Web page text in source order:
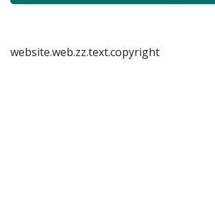
website.web.zz.text.copyright